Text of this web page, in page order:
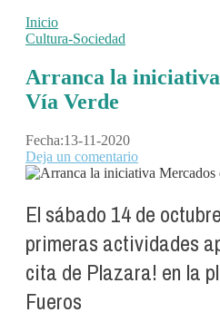
Inicio
Cultura-Sociedad
Arranca la
Vía Verde
Fecha:13-11-2020
Deja un comentario
El sábado 14 de
primeras actividades
cita de Plazara! en la
Fueros